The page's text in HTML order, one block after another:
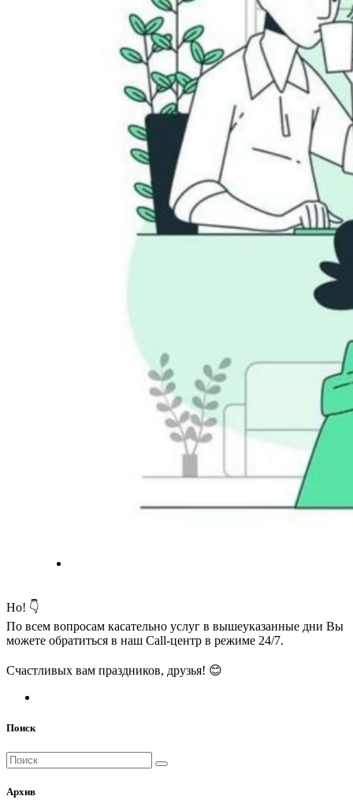
Но! 👇
По всем вопросам касательно услуг в вышеуказанные дни Вы
можете обратиться в наш Call-центр в режиме 24/7.
Счастливых вам праздников, друзья! 😊
Поиск
Архив